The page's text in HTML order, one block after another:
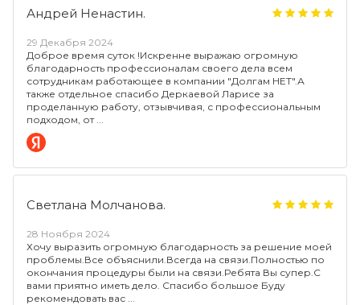
Андрей Ненастин.
29 Декабря 2024
Доброе время суток !Искренне выражаю огромную
благодарность профессионалам своего дела всем
сотрудникам работающее в компании "Долгам НЕТ".А
также отдельное спасибо Деркаевой Ларисе за
проделанную работу, отзывчивая, с профессиональным
подходом, от
Светлана Молчанова.
28 Ноября 2024
Хочу выразить огромную благодарность за решение моей
проблемы.Все объяснили.Всегда на связи.Полностью по
окончания процедуры были на связи.Ребята Вы супер.С
вами приятно иметь дело. Спасибо большое Буду
рекомендовать вас